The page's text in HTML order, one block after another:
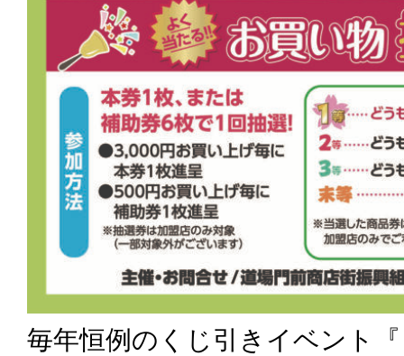
毎年恒例のくじ引きイベント